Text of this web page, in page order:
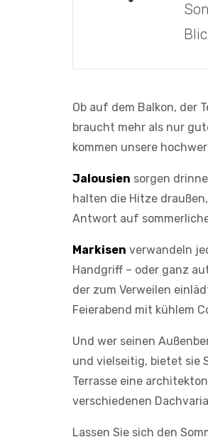
Ob auf dem Balkon, der
braucht mehr als nur
kommen unsere
Jalousien sorgen
halten die Hitze
Antwort auf
Markisen verwandeln
Handgriff – oder ganz
der zum Verweilen
Feierabend mit kühlem
Und wer seinen
und vielseitig, bietet sie
Terrasse eine
verschiedenen
Lassen Sie sich den